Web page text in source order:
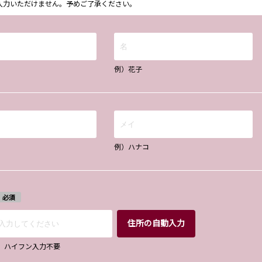
いただけません。予めご了承ください。
例）花子
例）ハナコ
必須
住所の自動入力
イフン入力不要